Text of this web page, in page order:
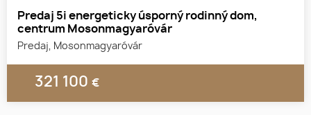
Predaj 5i energeticky úsporný rodinný dom,
centrum Mosonmagyaróvár
Predaj, Mosonmagyaróvár
321 100 €